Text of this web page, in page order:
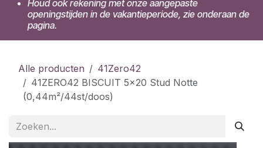
Houd ook rekening met onze aangepaste
openingstijden in de vakantieperiode, zie onderaan de
pagina.
Alle producten
41Zero42
41ZERO42 BISCUIT 5x20 Stud Notte
(0,44m²/44st/doos)